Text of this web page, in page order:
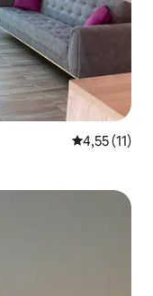
Gemiddelde
4,55 (11)